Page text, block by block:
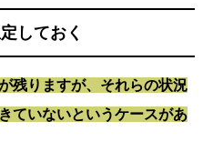
しておく
残りますが、それらの状況
ていないというケースがあ